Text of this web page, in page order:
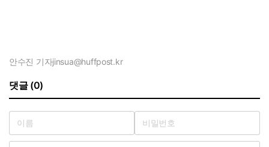
안수진 기자jinsua@huffpost.kr
댓글 (0)